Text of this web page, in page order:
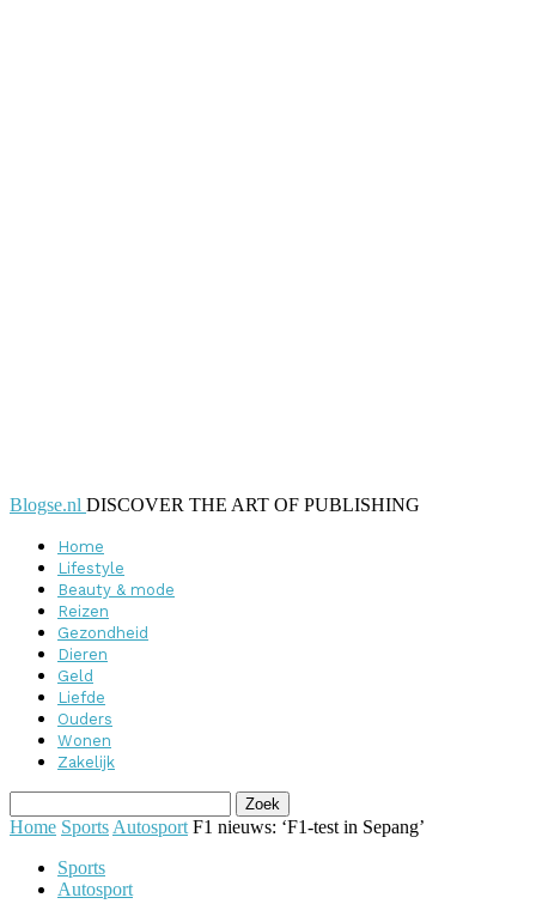
Blogse.nl DISCOVER THE ART OF PUBLISHING
Home
Lifestyle
Beauty & mode
Reizen
Gezondheid
Dieren
Geld
Liefde
Ouders
Wonen
Zakelijk
Home Sports Autosport F1 nieuws: ‘F1-test in Sepang’
Sports
Autosport